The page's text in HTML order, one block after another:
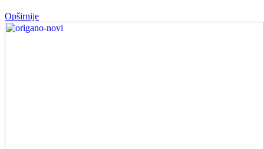
Opširnije